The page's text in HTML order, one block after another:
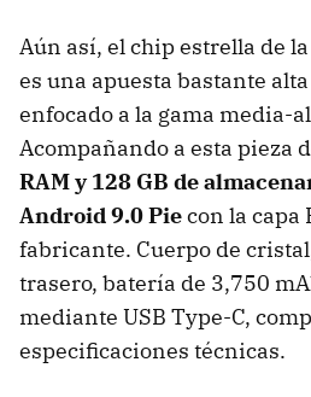
Aún así, el chip estrella de
es una apuesta bastante
enfocado a la gama media-
Acompañando a esta pieza
RAM y 128 GB de
Android 9.0 Piecon la capa
fabricante. Cuerpo de
trasero, batería de 3,750
mediante USB Type-C,
especificaciones técnicas.